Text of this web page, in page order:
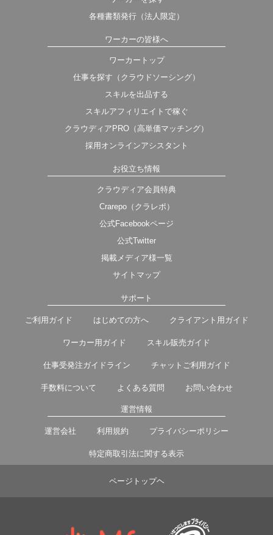
各種書類発行（法人限定）
ワーカーの皆様へ
ワーカートップ
仕事を探す（クラウドソーシング）
スキルを出品する
スキルアフィリエイトで稼ぐ
クラウディアPRO（高単価マッチング）
採用オンラインアシスタント
お役立ち情報
クラウディア会員特典
Crarepo（クラレポ）
公式Facebookページ
公式Twitter
掲載メディア様一覧
サイトマップ
サポート
ご利用ガイド はじめての方へ クライアント用ガイド
ワーカー用ガイド スキル販売ガイド
仕事受発注ガイドライン チャットご利用ガイド
手数料について よくある質問 お問い合わせ
運営情報
運営会社 利用規約 プライバシーポリシー
特定商取引法に関する表示
ページトップヘ